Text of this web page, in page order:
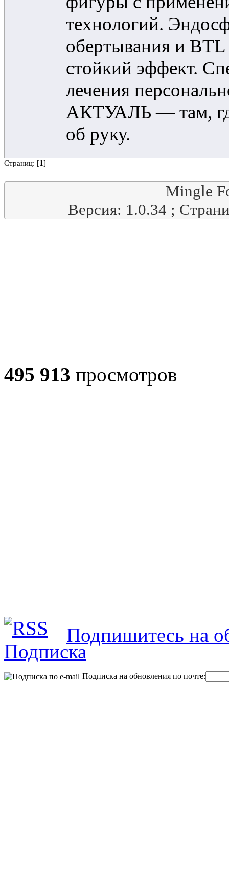
технологий.
обертывания и
стойкий эффект.
лечения
АКТУАЛЬ — там,
об руку.
Страниц: [1]
Mingle
Версия: 1.0.34 ;
495 913 просмотров
Подпишитесь на
Подписка на обновления по почте: